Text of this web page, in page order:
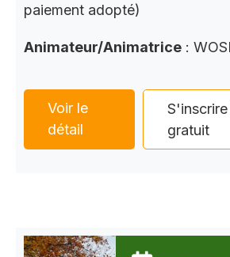
paiement adopté)
Animateur/Animatrice :
Voir le
détail
gratuit